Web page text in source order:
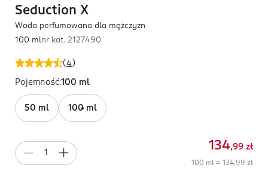
(4 )
Seduction X
Woda perfumowana dla mężczyzn
100 mlnr kat. 2127490
Pojemność:100 ml
50 ml 100 ml
134,99 zł
100 ml = 134,99 zł